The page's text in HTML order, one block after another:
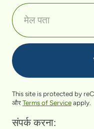
This site is protected by
औरTerms of Serviceapply.
संपर्क करना: